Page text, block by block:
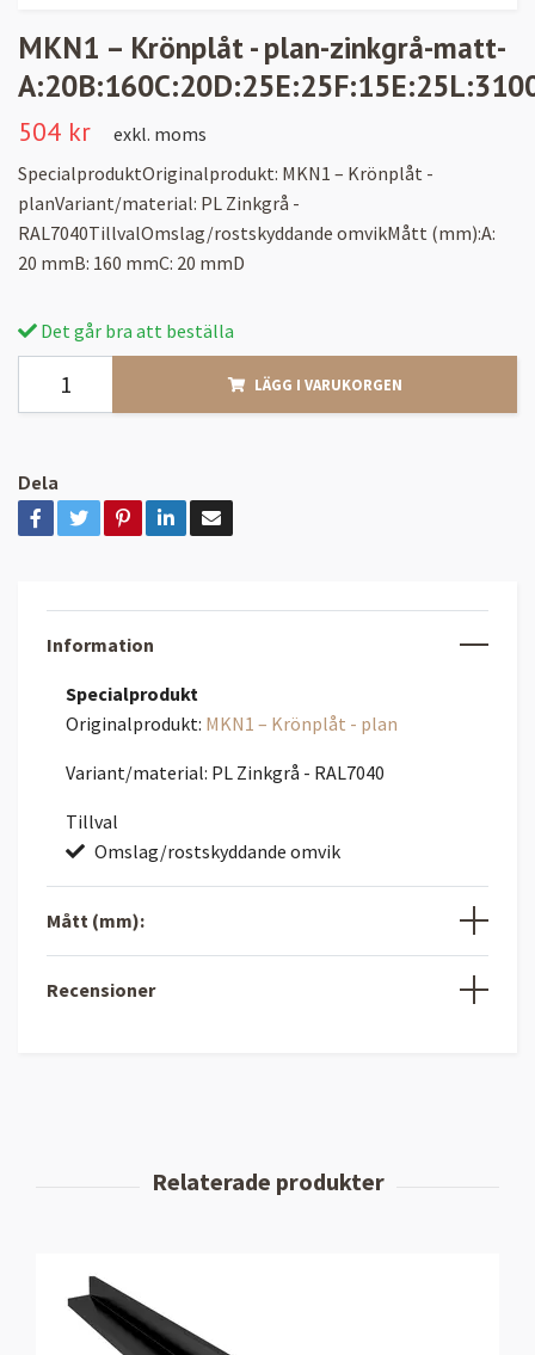
MKN1 – Krönplåt - plan-zinkgrå-matt-
504 kr
exkl. moms
SpecialproduktOriginalprodukt: MKN1 – Krönplåt -
planVariant/material: PL Zinkgrå -
RAL7040TillvalOmslag/rostskyddande omvikMått (mm):A:
20 mmB: 160 mmC: 20 mmD
Det går bra att beställa
LÄGG I VARUKORGEN
Dela
Information
Specialprodukt
Originalprodukt: MKN1 – Krönplåt - plan
Variant/material: PL Zinkgrå - RAL7040
Tillval
Omslag/rostskyddande omvik
Mått (mm):
Recensioner